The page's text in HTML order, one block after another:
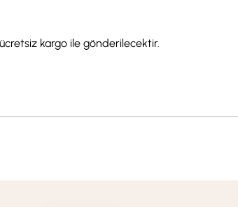
kargo ile gönderilecektir.